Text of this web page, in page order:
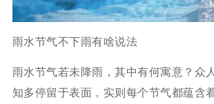
雨水节气不下雨有啥说法
雨水节气若未降雨，其中有何寓意？众
知多停留于表面，实则每个节气都蕴含